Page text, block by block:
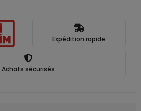
Expédition rapide
Achats sécurisés